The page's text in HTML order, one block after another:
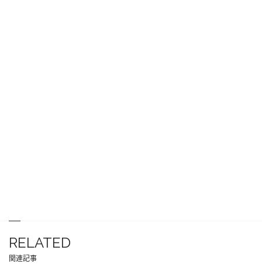
RELATED
関連記事